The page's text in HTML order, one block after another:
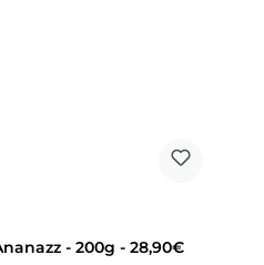
- 200g - 28,90€